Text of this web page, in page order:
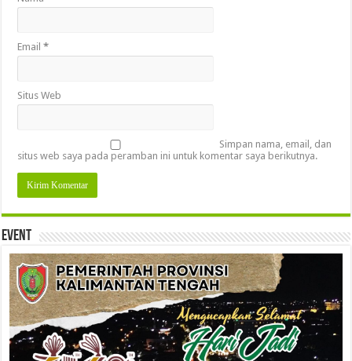
Email*
Situs Web
Simpan nama, email, dan
situs web saya pada peramban ini untuk komentar saya berikutnya.
Event